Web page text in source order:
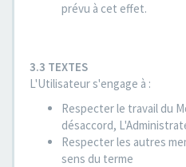
prévu à cet effet.
3.3 TEXTES
L'Utilisateur s'engage à :
Respecter le travail du
désaccord,
Respecter les autres
sens du terme